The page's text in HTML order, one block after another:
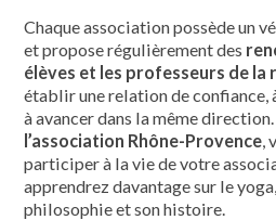
Chaque association possède un
et propose régulièrement des
élèves et les professeurs de la
établir une relation de confiance,
à avancer dans la même
l’association Rhône-Provence,
participer à la vie de votre
apprendrez davantage sur le
philosophie et son histoire.